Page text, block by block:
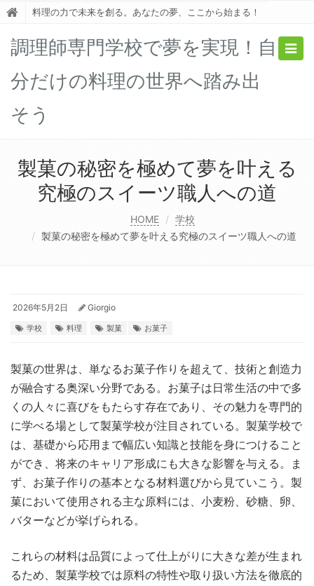
料理の力で未来を創る。あなたの夢、ここから始まる！
調理師専門学校で夢を実現！自
分だけの料理の世界へ踏み出
そう
製菓の秘密を極めて夢を叶える
究極のスイーツ職人への道
HOME
学校
製菓の秘密を極めて夢を叶える究極のスイーツ職人への道
2026年5月2日 Giorgio
学校 料理 製菓 お菓子
製菓の世界は、単なるお菓子作りを超えて、技術と創造力
が融合する奥深い分野である。 お菓子は日常生活の中で多
くの人々に喜びをもたらす存在であり、その魅力を専門的
に学べる場として製菓学校が注目されている。製菓学校で
は、基礎から応用まで幅広い知識と技能を身につけること
ができ、将来のキャリア形成にも大きな影響を与える。ま
ず、お菓子作りの基本となる材料選びから見ていこう。製
菓において使用される主な原料には、小麦粉、砂糖、卵、
バターなどが挙げられる。
これらの材料は品質によって仕上がりに大きな差が生まれ
るため、製菓学校では原料の特性や取り扱い方法を徹底的